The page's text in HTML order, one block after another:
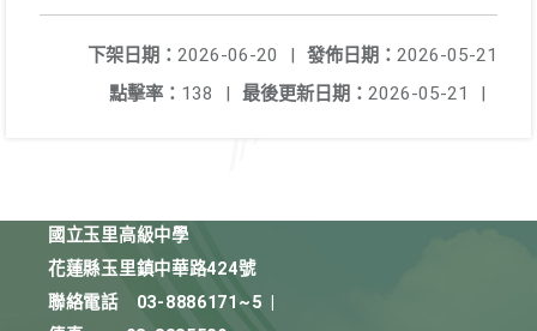
發佈日期： 2026-05-21
下架日期： 2026-06-20
|
最後更新日期： 2026-05-21 |
點擊率： 138 |
國立玉里高級中學
花蓮縣玉里鎮中華路424號
聯絡電話
03-8886171~5